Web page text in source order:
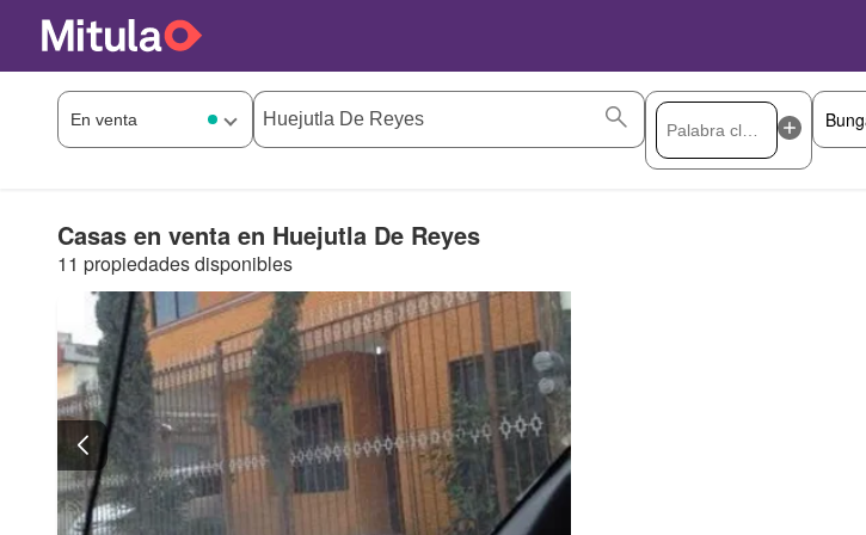
Casas en venta en Huejutla De Reyes
11 propiedades disponibles